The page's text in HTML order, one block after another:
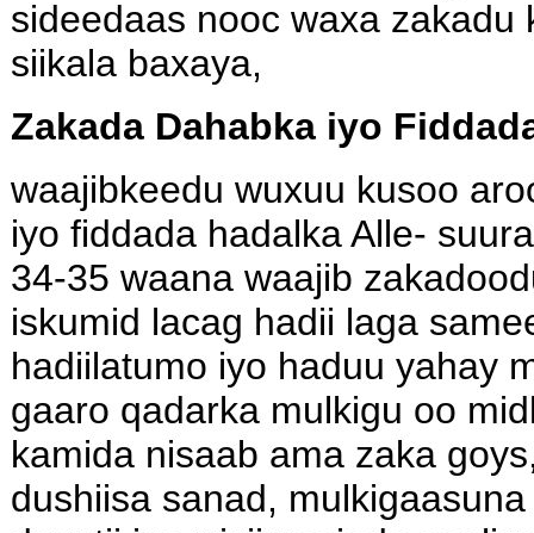
sideedaas nooc waxa zakadu
siikala baxaya,
Zakada Dahabka iyo
waajibkeedu wuxuu kusoo
iyo fiddada hadalka Alle-
34-35 waana waajib
iskumid lacag hadii laga
hadiilatumo iyo haduu yahay
gaaro qadarka mulkigu oo
kamida nisaab ama zaka
dushiisa sanad,